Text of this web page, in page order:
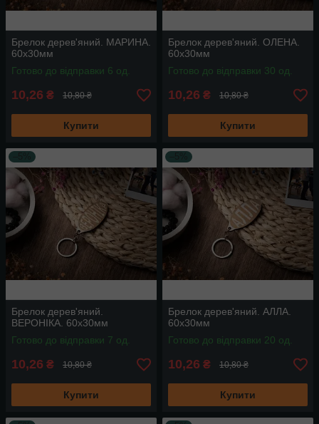
Брелок дерев'яний. МАРИНА.
60х30мм
Готово до відправки 6 од.
10,26 ₴ 10,80 ₴
Купити
Брелок дерев'яний. ОЛЕНА.
60х30мм
Готово до відправки 30 од.
10,26 ₴ 10,80 ₴
Купити
Брелок дерев'яний.
ВЕРОНІКА. 60х30мм
Готово до відправки 7 од.
10,26 ₴ 10,80 ₴
Купити
Брелок дерев'яний. АЛЛА.
60х30мм
Готово до відправки 20 од.
10,26 ₴ 10,80 ₴
Купити